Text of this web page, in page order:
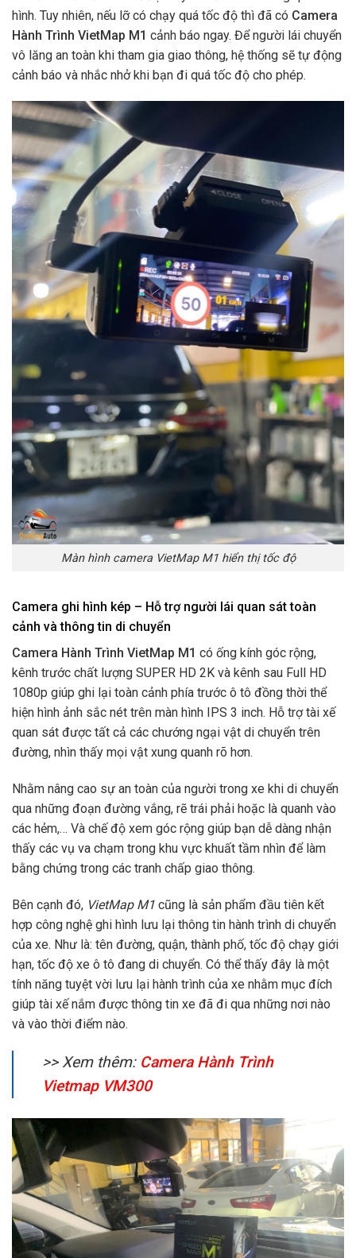
hình. Tuy nhiên, nếu lỡ có chạy quá tốc độ thì đã có Camera
Hành Trình VietMap M1 cảnh báo ngay. Để người lái chuyển
vô lăng an toàn khi tham gia giao thông, hệ thống sẽ tự động
cảnh báo và nhắc nhở khi bạn đi quá tốc độ cho phép.
Màn hình camera VietMap M1 hiển thị tốc độ
Camera ghi hình kép – Hỗ trợ người lái quan sát toàn
cảnh và thông tin di chuyển
Camera Hành Trình VietMap M1 có ống kính góc rộng,
kênh trước chất lượng SUPER HD 2K và kênh sau Full HD
1080p giúp ghi lại toàn cảnh phía trước ô tô đồng thời thể
hiện hình ảnh sắc nét trên màn hình IPS 3 inch. Hỗ trợ tài xế
quan sát được tất cả các chướng ngại vật di chuyển trên
đường, nhìn thấy mọi vật xung quanh rõ hơn.
Nhằm nâng cao sự an toàn của người trong xe khi di chuyển
qua những đoạn đường vắng, rẽ trái phải hoặc là quanh vào
các hẻm,… Và chế độ xem góc rộng giúp bạn dễ dàng nhận
thấy các vụ va chạm trong khu vực khuất tầm nhìn để làm
bằng chứng trong các tranh chấp giao thông.
Bên cạnh đó, VietMap M1 cũng là sản phẩm đầu tiên kết
hợp công nghệ ghi hình lưu lại thông tin hành trình di chuyển
của xe. Như là: tên đường, quận, thành phố, tốc độ chạy giới
hạn, tốc độ xe ô tô đang di chuyển. Có thể thấy đây là một
tính năng tuyệt vời lưu lại hành trình của xe nhằm mục đích
giúp tài xế nắm được thông tin xe đã đi qua những nơi nào
và vào thời điểm nào.
>> Xem thêm: Camera Hành Trình
Vietmap VM300